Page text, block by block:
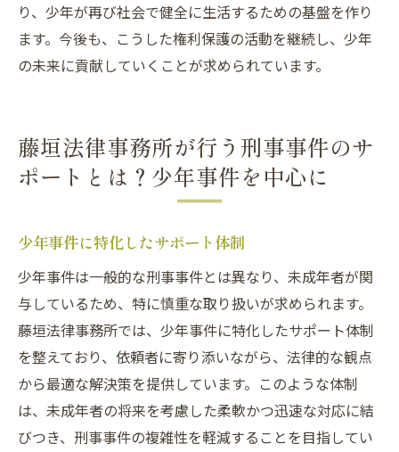
り、少年が再び社会で健全に生活するための基盤を作り
ます。今後も、こうした権利保護の活動を継続し、少年
の未来に貢献していくことが求められています。
藤垣法律事務所が行う刑事事件のサ
ポートとは？少年事件を中心に
少年事件に特化したサポート体制
少年事件は一般的な刑事事件とは異なり、未成年者が関
与しているため、特に慎重な取り扱いが求められます。
藤垣法律事務所では、少年事件に特化したサポート体制
を整えており、依頼者に寄り添いながら、法律的な観点
から最適な解決策を提供しています。このような体制
は、未成年者の将来を考慮した柔軟かつ迅速な対応に結
びつき、刑事事件の複雑性を軽減することを目指してい